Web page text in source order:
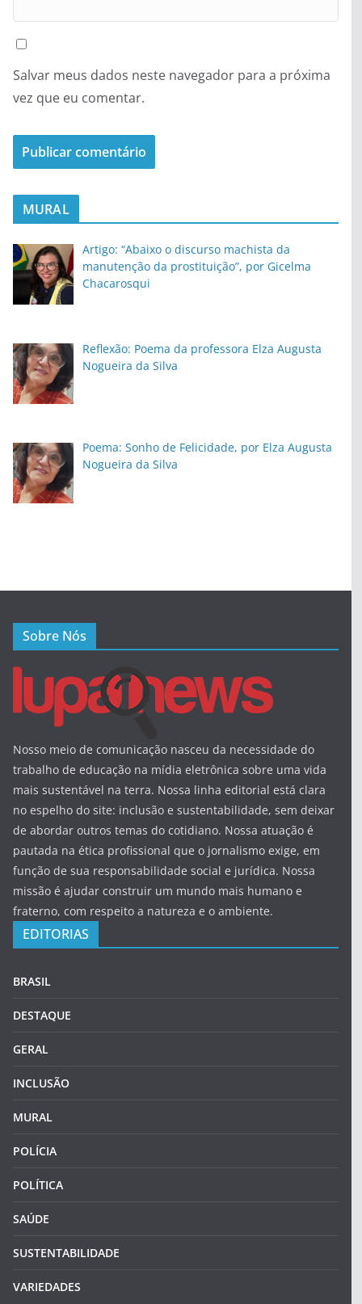
Salvar meus dados neste navegador para a próxima
vez que eu comentar.
MURAL
Artigo: “Abaixo o discurso machista da
manutenção da prostituição”, por Gicelma
Chacarosqui
Reflexão: Poema da professora Elza Augusta
Nogueira da Silva
Poema: Sonho de Felicidade, por Elza Augusta
Nogueira da Silva
Sobre Nós
Nosso meio de comunicação nasceu da necessidade do
trabalho de educação na mídia eletrônica sobre uma vida
mais sustentável na terra. Nossa linha editorial está clara
no espelho do site: inclusão e sustentabilidade, sem deixar
de abordar outros temas do cotidiano. Nossa atuação é
pautada na ética profissional que o jornalismo exige, em
função de sua responsabilidade social e jurídica. Nossa
missão é ajudar construir um mundo mais humano e
fraterno, com respeito a natureza e o ambiente.
EDITORIAS
BRASIL
DESTAQUE
GERAL
INCLUSÃO
MURAL
POLÍCIA
POLÍTICA
SAÚDE
SUSTENTABILIDADE
VARIEDADES